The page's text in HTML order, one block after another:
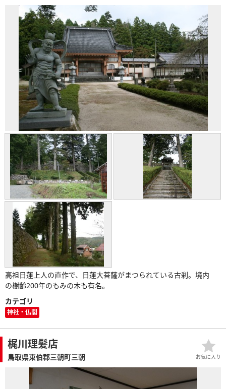
高祖日蓮上人の直作で、日蓮大菩薩がまつられている古刹。境内
の樹齢200年のもみの木も有名。
カテゴリ
神社・仏閣
梶川理髪店
鳥取県東伯郡三朝町三朝 お気に入り